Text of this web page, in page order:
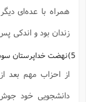
همراه با عده‌ای
زندان بود و اندکی
5)نهضت خداپرستان سوسیالیست:
دانشجویی خود